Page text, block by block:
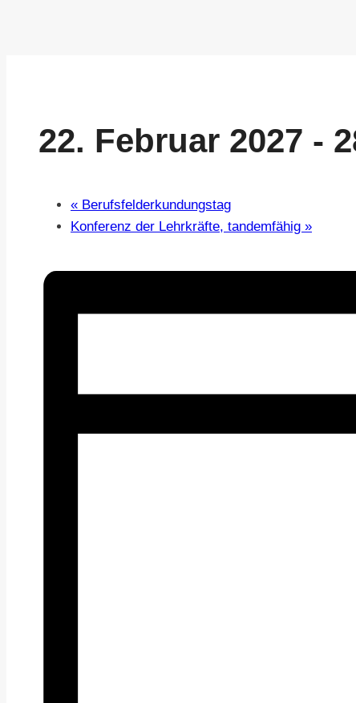
22. Februar 2027 -
« Berufsfelderkundungstag
Konferenz der Lehrkräfte, tandemfähig »